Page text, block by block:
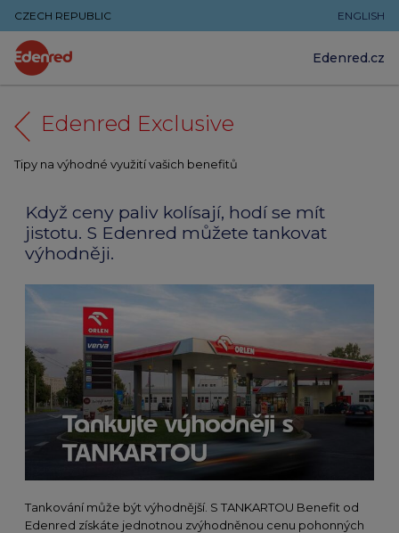
CZECH REPUBLIC ENGLISH
Edenred.cz
Edenred Exclusive
Tipy na výhodné využití vašich benefitů
Když ceny paliv kolísají, hodí se mít
jistotu. S Edenred můžete tankovat
výhodněji.
Tankování může být výhodnější. S TANKARTOU Benefit od
Edenred získáte jednotnou zvýhodněnou cenu pohonných